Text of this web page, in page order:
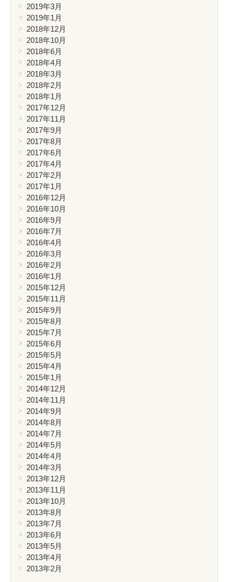
2019年3月
2019年1月
2018年12月
2018年10月
2018年6月
2018年4月
2018年3月
2018年2月
2018年1月
2017年12月
2017年11月
2017年9月
2017年8月
2017年6月
2017年4月
2017年2月
2017年1月
2016年12月
2016年10月
2016年9月
2016年7月
2016年4月
2016年3月
2016年2月
2016年1月
2015年12月
2015年11月
2015年9月
2015年8月
2015年7月
2015年6月
2015年5月
2015年4月
2015年1月
2014年12月
2014年11月
2014年9月
2014年8月
2014年7月
2014年5月
2014年4月
2014年3月
2013年12月
2013年11月
2013年10月
2013年8月
2013年7月
2013年6月
2013年5月
2013年4月
2013年2月